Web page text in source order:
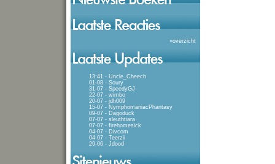
»overzicht
13:41 - Uncle_Cheech
01-08 - Soury
31-07 - SpeedyGJ
22-07 - wimbo
20-07 - jdh009
15-07 - NymphomaniacPhantasy
09-07 - Dagoduck
07-07 - sleuthtiara
07-07 - firehomesick
04-07 - Divcom
04-07 - Teerzii
29-06 - Jdood